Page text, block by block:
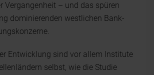
Vergangenheit – und das spüren
dominierenden westlichen Bank-
Entwicklung sind vor allem Institute
selbst, wie die Studie